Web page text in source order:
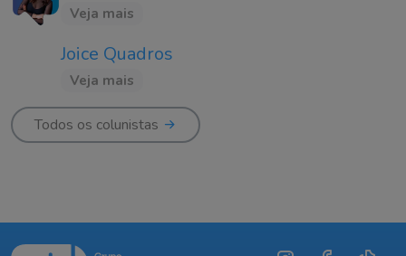
Veja mais
Joice Quadros
Veja mais
Todos os colunistas